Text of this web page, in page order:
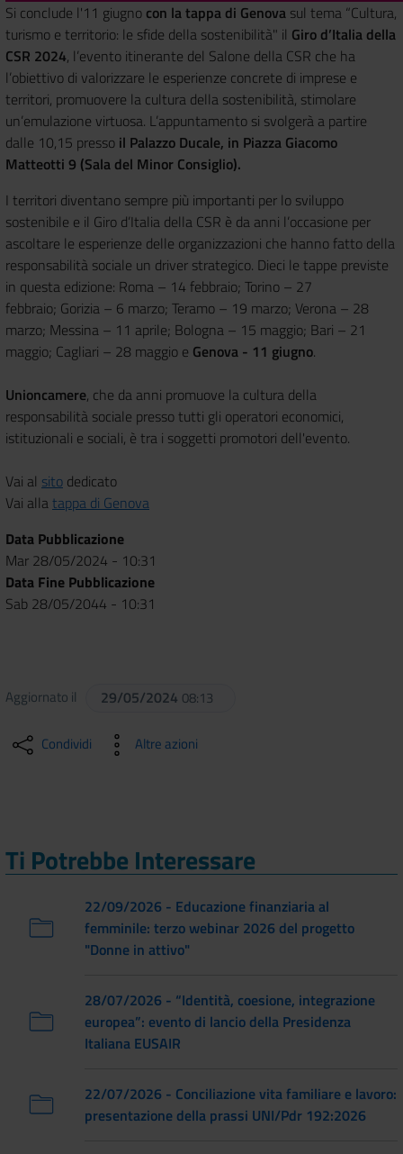
Si conclude l'11 giugno con la tappa di Genova sul tema “Cultura,
turismo e territorio: le sfide della sostenibilità" il Giro d’Italia della
CSR 2024, l’evento itinerante del Salone della CSR che ha
l’obiettivo di valorizzare le esperienze concrete di imprese e
territori, promuovere la cultura della sostenibilità, stimolare
un’emulazione virtuosa. L’appuntamento si svolgerà a partire
dalle 10,15 presso il Palazzo Ducale, in Piazza Giacomo
Matteotti 9 (Sala del Minor Consiglio).
I territori diventano sempre più importanti per lo sviluppo
sostenibile e il Giro d’Italia della CSR è da anni l’occasione per
ascoltare le esperienze delle organizzazioni che hanno fatto della
responsabilità sociale un driver strategico. Dieci le tappe previste
in questa edizione: Roma – 14 febbraio; Torino – 27
febbraio; Gorizia – 6 marzo; Teramo – 19 marzo; Verona – 28
marzo; Messina – 11 aprile; Bologna – 15 maggio; Bari – 21
maggio; Cagliari – 28 maggio e Genova - 11 giugno.
Unioncamere, che da anni promuove la cultura della
responsabilità sociale presso tutti gli operatori economici,
istituzionali e sociali, è tra i soggetti promotori dell'evento.
Vai al sito dedicato
Vai allatappa di Genova
Data Pubblicazione
Mar 28/05/2024 - 10:31
Data Fine Pubblicazione
Sab 28/05/2044 - 10:31
Aggiornato il 29/05/2024 08:13
Condividi Altre azioni
Ti Potrebbe Interessare
22/09/2026 - Educazione finanziaria al
femminile: terzo webinar 2026 del progetto
"Donne in attivo"
28/07/2026 - “Identità, coesione, integrazione
europea”: evento di lancio della Presidenza
Italiana EUSAIR
22/07/2026 - Conciliazione vita familiare e lavoro:
presentazione della prassi UNI/Pdr 192:2026